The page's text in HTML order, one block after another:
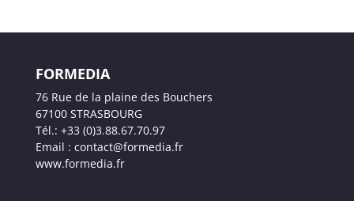
FORMEDIA
76 Rue de la plaine des Bouchers
67100 STRASBOURG
Tél.: +33 (0)3.88.67.70.97
Email : contact@formedia.fr
www.formedia.fr